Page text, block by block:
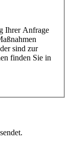
Ihrer Anfrage
sind zur
finden Sie in